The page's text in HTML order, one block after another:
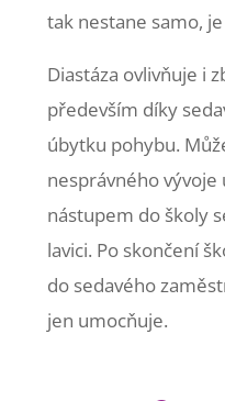
tak nestane samo,
Diastáza ovlivňuje i
především díky
úbytku pohybu.
nesprávného
nástupem do školy
lavici. Po skončení
do sedavého
jen umocňuje.